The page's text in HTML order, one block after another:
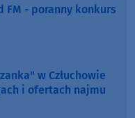
FM - poranny konkurs
w Człuchowie
i ofertach najmu